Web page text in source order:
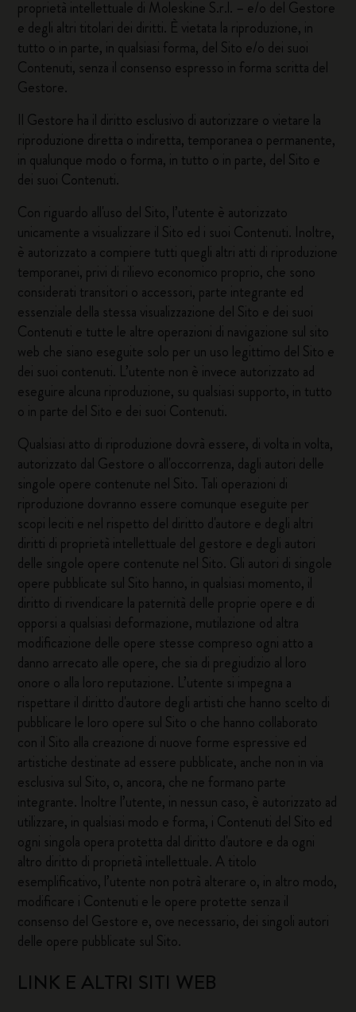
proprietà intellettuale di Moleskine S.r.l. – e/o del Gestore
e degli altri titolari dei diritti. È vietata la riproduzione, in
tutto o in parte, in qualsiasi forma, del Sito e/o dei suoi
Contenuti, senza il consenso espresso in forma scritta del
Gestore.
Il Gestore ha il diritto esclusivo di autorizzare o vietare la
riproduzione diretta o indiretta, temporanea o permanente,
in qualunque modo o forma, in tutto o in parte, del Sito e
dei suoi Contenuti.
Con riguardo all'uso del Sito, l’utente è autorizzato
unicamente a visualizzare il Sito ed i suoi Contenuti. Inoltre,
è autorizzato a compiere tutti quegli altri atti di riproduzione
temporanei, privi di rilievo economico proprio, che sono
considerati transitori o accessori, parte integrante ed
essenziale della stessa visualizzazione del Sito e dei suoi
Contenuti e tutte le altre operazioni di navigazione sul sito
web che siano eseguite solo per un uso legittimo del Sito e
dei suoi contenuti. L’utente non è invece autorizzato ad
eseguire alcuna riproduzione, su qualsiasi supporto, in tutto
o in parte del Sito e dei suoi Contenuti.
Qualsiasi atto di riproduzione dovrà essere, di volta in volta,
autorizzato dal Gestore o all'occorrenza, dagli autori delle
singole opere contenute nel Sito. Tali operazioni di
riproduzione dovranno essere comunque eseguite per
scopi leciti e nel rispetto del diritto d'autore e degli altri
diritti di proprietà intellettuale del gestore e degli autori
delle singole opere contenute nel Sito. Gli autori di singole
opere pubblicate sul Sito hanno, in qualsiasi momento, il
diritto di rivendicare la paternità delle proprie opere e di
opporsi a qualsiasi deformazione, mutilazione od altra
modificazione delle opere stesse compreso ogni atto a
danno arrecato alle opere, che sia di pregiudizio al loro
onore o alla loro reputazione. L’utente si impegna a
rispettare il diritto d'autore degli artisti che hanno scelto di
pubblicare le loro opere sul Sito o che hanno collaborato
con il Sito alla creazione di nuove forme espressive ed
artistiche destinate ad essere pubblicate, anche non in via
esclusiva sul Sito, o, ancora, che ne formano parte
integrante. Inoltre l’utente, in nessun caso, è autorizzato ad
utilizzare, in qualsiasi modo e forma, i Contenuti del Sito ed
ogni singola opera protetta dal diritto d'autore e da ogni
altro diritto di proprietà intellettuale. A titolo
esemplificativo, l’utente non potrà alterare o, in altro modo,
modificare i Contenuti e le opere protette senza il
consenso del Gestore e, ove necessario, dei singoli autori
delle opere pubblicate sul Sito.
LINK E ALTRI SITI WEB